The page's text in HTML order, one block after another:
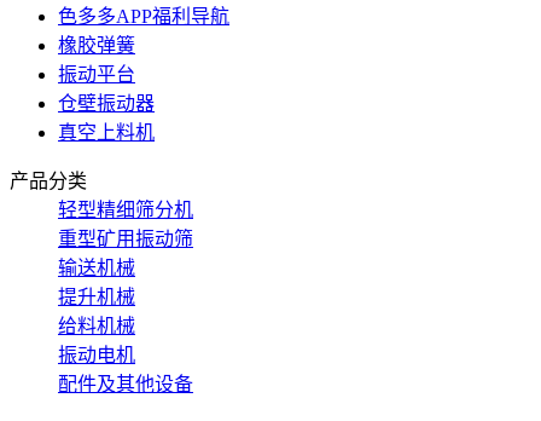
色多多APP福利导航
橡胶弹簧
振动平台
仓壁振动器
真空上料机
产品分类
轻型精细筛分机
重型矿用振动筛
输送机械
提升机械
给料机械
振动电机
配件及其他设备